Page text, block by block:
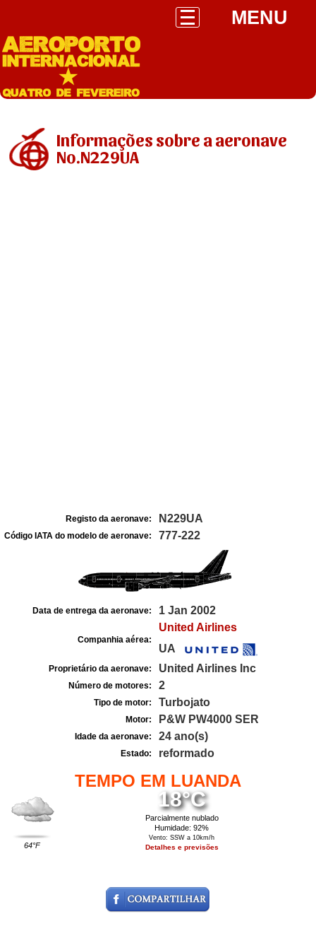
MENU
Informações sobre a aeronave
No.N229UA
Registo da aeronave: N229UA
Código IATA do modelo de aeronave: 777-222
Data de entrega da aeronave: 1 Jan 2002
Companhia aérea:
United Airlines
UA
Proprietário da aeronave: United Airlines Inc
Número de motores: 2
Tipo de motor: Turbojato
Motor: P&W PW4000 SER
Idade da aeronave: 24 ano(s)
Estado: reformado
TEMPO EM LUANDA
64°F
18°C
Parcialmente nublado
Humidade: 92%
Vento: SSW a 10km/h
Detalhes e previsões